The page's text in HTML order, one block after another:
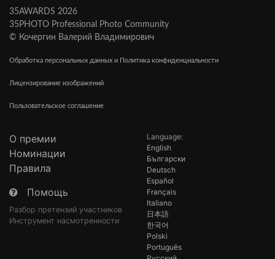
35AWARDS 2026
35PHOTO Professional Photo Community
© Кочергин Валерий Владимирович
Обработка персональных данных и Политика конфиденциальности
Лицензирование изображений
Пользовательское соглашение
О премии
Номинации
Правила
Помощь
Разбор претензий участников
Инструмент насмотренности
Language:
English
Български
Deutsch
Español
Français
Italiano
日本語
한국어
Polski
Português